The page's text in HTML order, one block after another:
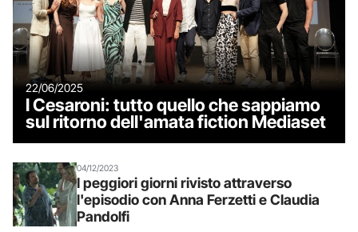
22/06/2025
I Cesaroni: tutto quello che sappiamo
sul ritorno dell'amata fiction Mediaset
04/12/2023
I peggiori giorni rivisto attraverso
l'episodio con Anna Ferzetti e Claudia
Pandolfi